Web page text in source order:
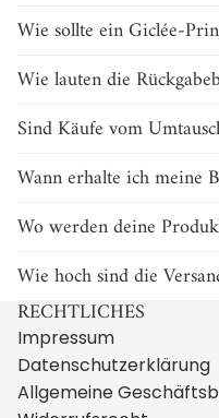
Wie sollte ein Giclée-
Wie lauten die
Sind Käufe vom
Wann erhalte ich meine
Wo werden deine
Wie hoch sind die
RECHTLICHES
Impressum
Datenschutzerklärung
Allgemeine